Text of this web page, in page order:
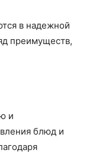
в надежной
преимуществ,
и
блюд и